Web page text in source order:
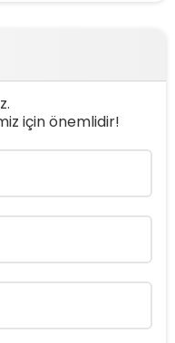
için önemlidir!